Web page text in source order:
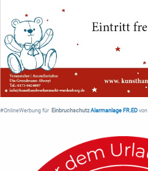
#OnlineWerbung für Einbruchschutz Alarmanlage FR.ED von